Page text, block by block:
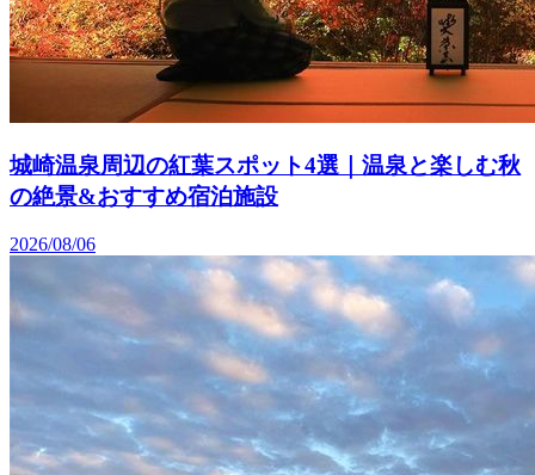
城崎温泉周辺の紅葉スポット4選｜温泉と楽しむ秋
の絶景&おすすめ宿泊施設
2026/08/06